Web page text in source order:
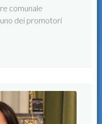
comunale
uno dei promotori